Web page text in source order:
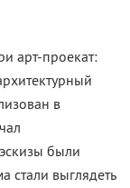
арт-проекат:
в
были
стали выглядеть